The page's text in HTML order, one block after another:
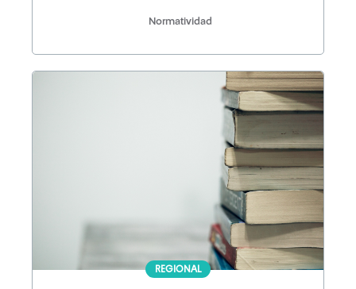
Normatividad
REGIONAL